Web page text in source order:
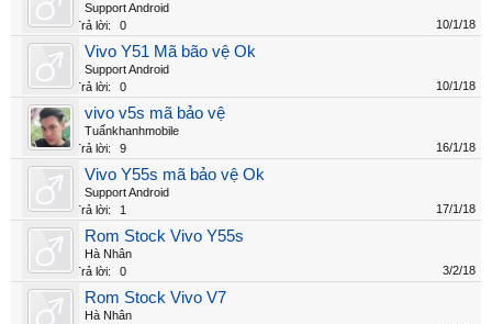
Support Android
Trả lời:
0 10/1/18
Vivo Y51 Mã bão vệ Ok
Support Android
Trả lời:
0 10/1/18
vivo v5s mã bảo vệ
Tuấnkhanhmobile
Trả lời:
9 16/1/18
Vivo Y55s mã bảo vệ Ok
Support Android
Trả lời:
1 17/1/18
Rom Stock Vivo Y55s
Hà Nhân
Trả lời:
0 3/2/18
Rom Stock Vivo V7
Hà Nhân